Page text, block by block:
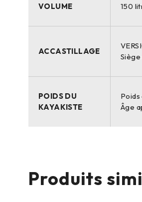
VOLUME 150
ACCASTILLAGE
POIDS DU
KAYAKISTE
Âge
Produits